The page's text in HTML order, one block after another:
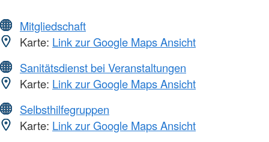
Mitgliedschaft
Karte: Link zur Google Maps Ansicht
Sanitätsdienst bei Veranstaltungen
Karte: Link zur Google Maps Ansicht
Selbsthilfegruppen
Karte: Link zur Google Maps Ansicht